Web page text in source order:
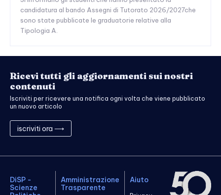
candidatura al bando Assegni di Tutorato 2026/2027che
sono state pubblicate le graduatorie relative alla
Tipologia A.
Ricevi tutti gli aggiornamenti sui nostri
contenuti
Iscriviti per ricevere una notifica ogni volta che viene pubblicato
un nuovo articolo
iscriviti ora ⟶
DiSP -
Scienze
Amministrazione
Trasparente
Aiuto